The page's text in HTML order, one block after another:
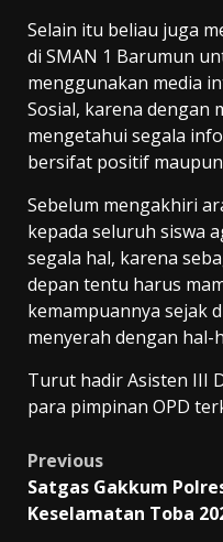
Selain itu beliau juga
di SMAN 1 Barumun
menggunakan media
Sosial, karena dengan
mengetahui segala
bersifat positif
Sebelum mengakhiri
kepada seluruh siswa
segala hal, karena
depan tentu harus
kemampuannya sejak
menyerah dengan hal-
Turut hadir Asisten III
para pimpinan OPD
Post
navigation
Previous
Satgas Gakkum
Keselamatan Toba